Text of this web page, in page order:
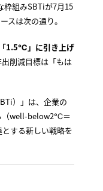
枠組みSBTiが7月15
スは次の通り。
1.5℃」に引き上げ
削減目標は「もは
）」は、企業の
（well-below2℃＝
する新しい戦略を